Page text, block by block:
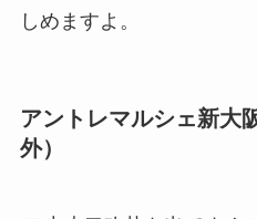
しめますよ。
アントレマルシェ新大
外）